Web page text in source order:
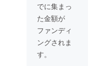
でに集まっ
た金額が
ファンディ
ングされま
す。